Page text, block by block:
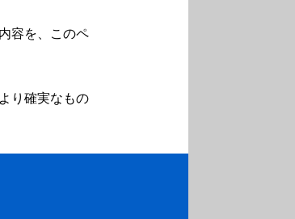
容を、このペ
り確実なもの